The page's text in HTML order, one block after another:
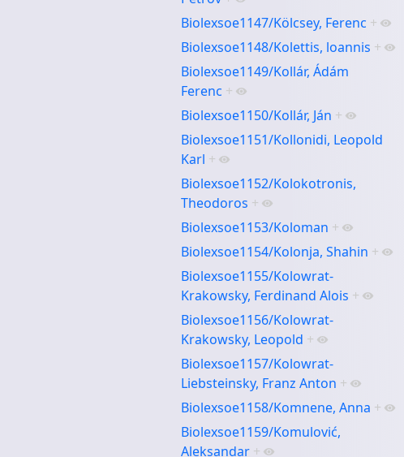
Biolexsoe1147/Kölcsey, Ferenc +
Biolexsoe1148/Kolettis, loannis +
Biolexsoe1149/Kollár, Ádám
Ferenc +
Biolexsoe1150/Kollár, Ján +
Biolexsoe1151/Kollonidi, Leopold
Karl +
Biolexsoe1152/Kolokotronis,
Theodoros +
Biolexsoe1153/Koloman +
Biolexsoe1154/Kolonja, Shahin +
Biolexsoe1155/Kolowrat-
Krakowsky, Ferdinand Alois +
Biolexsoe1156/Kolowrat-
Krakowsky, Leopold +
Biolexsoe1157/Kolowrat-
Liebsteinsky, Franz Anton +
Biolexsoe1158/Komnene, Anna +
Biolexsoe1159/Komulović,
Aleksandar +